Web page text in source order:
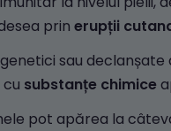
prin erupții
sau declanșate
substanțe chimice
pot apărea la